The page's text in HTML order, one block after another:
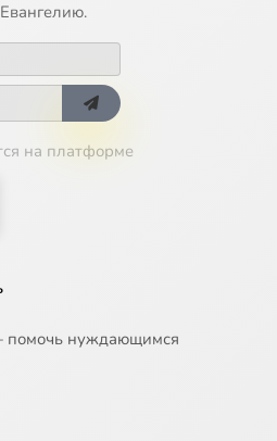
caмapянинe
на платформе
помочь нуждающимся